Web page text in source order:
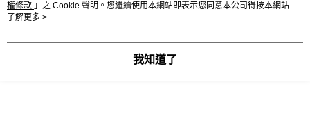
權條款 」之 Cookie 聲明。您繼續使用本網站即表示您同意本公司得按本網站使
用條款之 Cookie 聲明使用 cookie。
了解更多 >
我知道了